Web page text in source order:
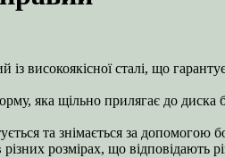
високоякісної сталі, що
яка щільно прилягає до диска
та знімається за допомогою
різних розмірах, що відповідають